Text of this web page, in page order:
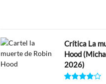
Crítica La
Hood
2026)